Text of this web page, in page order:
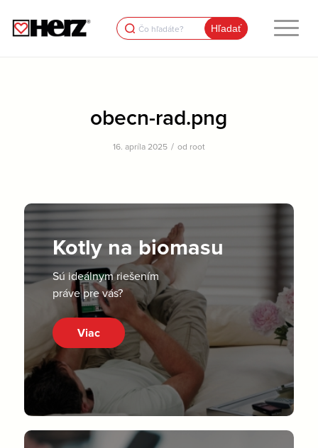
Search
for:
obecn-rad.png
16. apríla 2025 / od root
Kotly na biomasu
Sú ideálnym riešením
práve pre vás?
Viac